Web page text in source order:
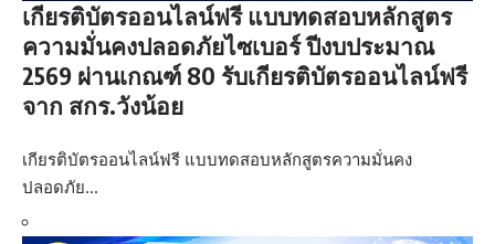
เกียรติบัตรออนไลน์ฟรี แบบทดสอบหลักสูตร
ความมั่นคงปลอดภัยไซเบอร์ ปีงบประมาณ
2569 ผ่านเกณฑ์ 80 รับเกียรติบัตรออนไลน์ฟรี
จาก สกร.วังน้อย
เกียรติบัตรออนไลน์ฟรี แบบทดสอบหลักสูตรความมั่นคง
ปลอดภัย…